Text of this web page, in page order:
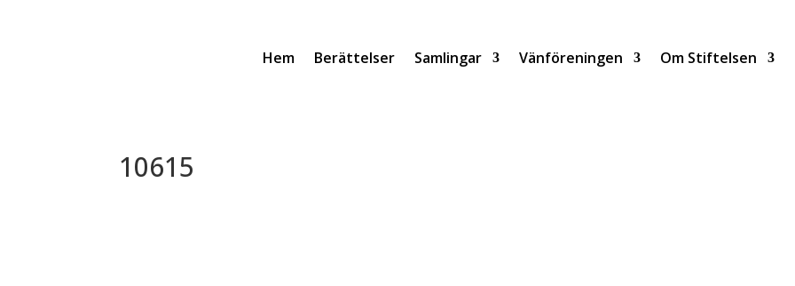
Hem Berättelser Samlingar Vänföreningen Om Stiftelsen
10615